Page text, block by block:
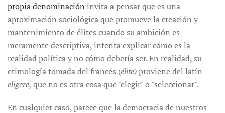
propiadenominación invita a pensar que es una
aproximación sociológica que promueve la creación y
mantenimiento de élites cuando su ambición es
meramente descriptiva, intenta explicar cómo es la
realidad política y no cómo debería ser. En realidad, su
etimología tomada del francés (élite)proviene del latín
eligere, que no es otra cosa que "elegir" o "seleccionar".
En cualquier caso, parece que la democracia de nuestros